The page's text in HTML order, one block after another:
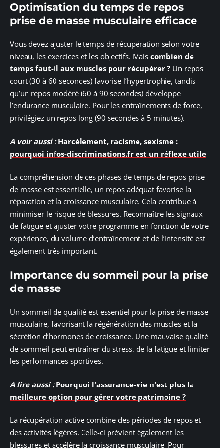
Optimisation du temps de repos
prise de masse musculaire efficace
Vous devez ajuster le temps de récupération selon votre
niveau, les exercices et les objectifs. Mais combien de
temps faut-il aux muscles pour récupérer ? Un repos
court (30 à 60 secondes) favorise l’hypertrophie, tandis
qu’un repos modéré (60 à 90 secondes) développe
l’endurance musculaire. Pour les entraînements de force,
privilégiez un repos long (90 secondes à 5 minutes).
A voir aussi : Harcèlement, racisme, sexisme :
pourquoi infos-discriminations.fr est un réflexe utile
La compréhension de ces phases de temps de repos prise
de masse est essentielle, un repos adéquat favorise la
réparation et la croissance musculaire. Cela contribue à
minimiser le risque de blessures. Reconnaître les signaux
de fatigue et ajuster votre programme en fonction de votre
expérience, du volume d’entraînement et de l’intensité est
également très important.
Importance du sommeil pour la prise
de masse
Un sommeil de qualité est essentiel pour la prise de masse
musculaire, favorisant la régénération des muscles et la
sécrétion d’hormones de croissance. Une mauvaise qualité
de sommeil peut entraîner du stress, de la fatigue et limiter
les performances sportives.
A lire aussi : Pourquoi l'assurance-vie n'est plus la
meilleure option pour gérer votre patrimoine ?
La récupération active combine des périodes de repos et
des activités légères. Celle-ci prévient également les
blessures et accélère la croissance musculaire. Pour